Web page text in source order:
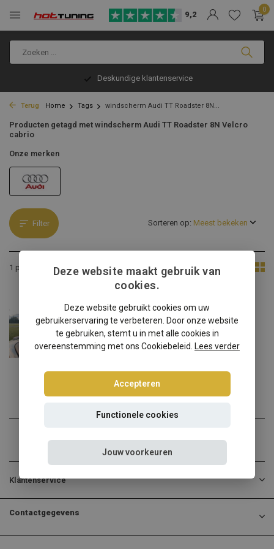
9,2
0
Deskundige klantenservice
Terug Home Tags windscherm Audi TT Roadster 8N...
Producten getagd met windscherm Audi TT Roadster 8N Velcro
cabrio
Onze merken
Filter
1 product Toon:
Sorteren op:
Audi TT Roadster 8N windscherm velcro
✔️ Gratis verzending ...
Klantenservice
Contactgegevens
Deze website maakt gebruik van
cookies.
Deze website gebruikt cookies om uw
gebruikerservaring te verbeteren. Door onze website
te gebruiken, stemt u in met alle cookies in
overeenstemming met ons Cookiebeleid.
Lees verder
Accepteren
Functionele cookies
Jouw voorkeuren